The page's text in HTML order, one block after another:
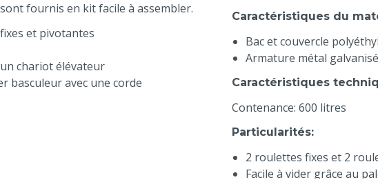
fournis en kit facile à assembler.
et pivotantes
chariot élévateur
basculeur avec une corde
Caractéristiques du
Bac et couvercle
Armature métal galvanisé
Caractéristiques
Contenance: 600 litres
Particularités:
2 roulettes fixes et 2
Facile à vider grâce au